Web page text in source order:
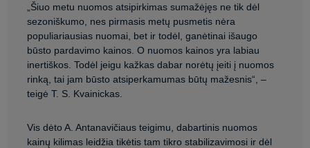
„Šiuo metu nuomos atsipirkimas sumažėjęs ne tik dėl
sezoniškumo, nes pirmasis metų pusmetis nėra
populiariausias nuomai, bet ir todėl, ganėtinai išaugo
būsto pardavimo kainos. O nuomos kainos yra labiau
inertiškos. Todėl jeigu kažkas dabar norėtų įeiti į nuomos
rinką, tai jam būsto atsiperkamumas būtų mažesnis“, –
teigė T. S. Kvainickas.
Vis dėto A. Antanavičiaus teigimu, dabartinis nuomos
kainų kilimas leidžia tikėtis tam tikro stabilizavimosi ir dėl